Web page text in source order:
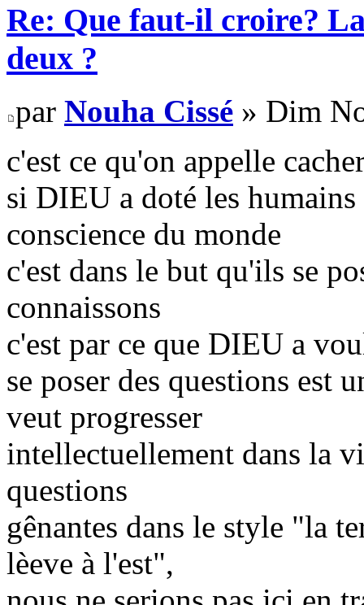
Re: Que faut-il croire?
deux ?
par Nouha Cissé » Dim
c'est ce qu'on appelle
si DIEU a doté les
conscience du monde
c'est dans le but qu'ils se
connaissons
c'est par ce que DIEU a
se poser des questions est
veut progresser
intellectuellement dans la
questions
gênantes dans le style "la
lèeve à l'est",